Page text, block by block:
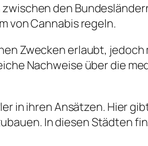
den
von Cannabis regeln.
Zwecken erlaubt,
Nachweise über die
in ihren Ansätzen. Hier
In diesen Städten